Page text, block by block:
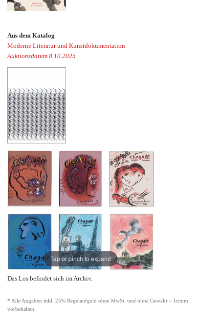
Aus dem Katalog
Moderne Literatur und Kunstdokumentation
Auktionsdatum 8.10.2025
Tap or pinch to expand
Das Los befindet sich im Archiv.
* Alle Angaben inkl. 25% Regelaufgeld ohne MwSt. und ohne Gewähr – Irrtum
vorbehalten.